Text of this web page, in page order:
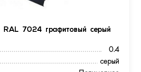
RAL 7024 графитовый серый
0.4
серый